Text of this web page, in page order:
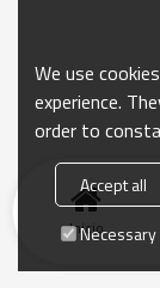
Inicio
We use
experience.
order to
Accept all
Necessary